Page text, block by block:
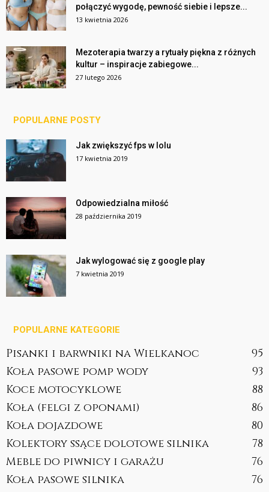
połączyć wygodę, pewność siebie i lepsze...
13 kwietnia 2026
Mezoterapia twarzy a rytuały piękna z różnych
kultur – inspiracje zabiegowe...
27 lutego 2026
POPULARNE POSTY
Jak zwiększyć fps w lolu
17 kwietnia 2019
Odpowiedzialna miłość
28 października 2019
Jak wylogować się z google play
7 kwietnia 2019
POPULARNE KATEGORIE
Pisanki i barwniki na Wielkanoc
95
Koła pasowe pomp wody
93
Koce motocyklowe
88
Koła (felgi z oponami)
86
Koła dojazdowe
80
Kolektory ssące dolotowe silnika
78
Meble do piwnicy i garażu
76
Koła pasowe silnika
76